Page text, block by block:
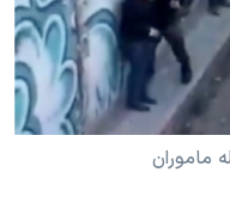
ماموران